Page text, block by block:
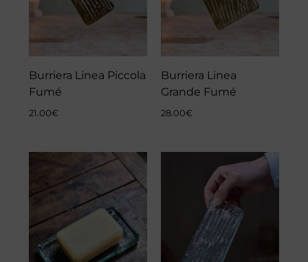
Burriera Linea Piccola
Fumé
21.00€
Burriera Linea
Grande Fumé
28.00€